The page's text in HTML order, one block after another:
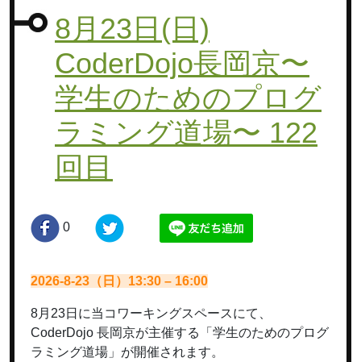
8月23日(日)
CoderDojo長岡京〜
学生のためのプログ
ラミング道場〜 122
回目
0
2026-8-23（日）13:30 – 16:00
8月23日に当コワーキングスペースにて、
CoderDojo 長岡京が主催する「学生のためのプログ
ラミング道場」が開催されます。